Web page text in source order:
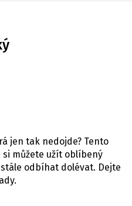
jen tak nedojde? Tento
můžete užít oblíbený
odbíhat dolévat. Dejte